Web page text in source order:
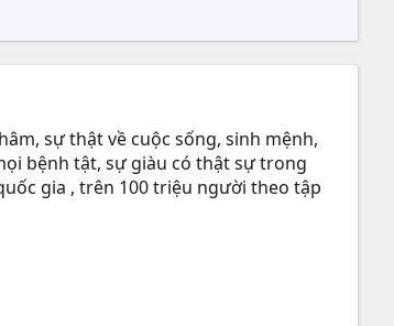
sự thật về cuộc sống, sinh mệnh,
bệnh tật, sự giàu có thật sự trong
gia , trên 100 triệu người theo tập